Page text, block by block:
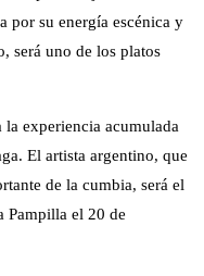
por su energía escénica y
será uno de los platos
la experiencia acumulada
El artista argentino, que
de la cumbia, será el
Pampilla el 20 de